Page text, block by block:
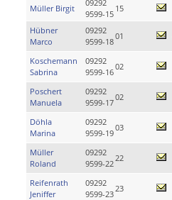
Müller Birgit
09292
9599-15
15
Hübner
Marco
09292
9599-18
01
Koschemann
Sabrina
09292
9599-16
02
Poschert
Manuela
09292
9599-17
02
Döhla
Marina
09292
9599-19
03
Müller
Roland
09292
9599-22
22
Reifenrath
Jeniffer
09292
9599-23
23